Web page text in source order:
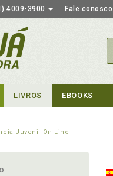
4009-3900 Fale conosco
LIVROS EBOOKS
Juvenil On Line